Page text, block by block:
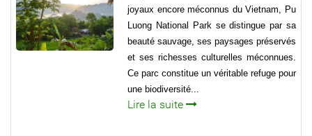
joyaux encore méconnus du Vietnam, Pu
Luong National Park se distingue par sa
beauté sauvage, ses paysages préservés
et ses richesses culturelles méconnues.
Ce parc constitue un véritable refuge pour
une biodiversité...
Lire la suite